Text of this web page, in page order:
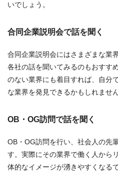
いでしょう。
合同企業説明会で話を聞く
合同企業説明会にはさまざまな業
各社の話を聞いてみるのもおすす
のない業界にも着目すれば、自分
な業界を発見できるかもしれません
OB・OG訪問で話を聞く
OB・OG訪問を行い、社会人の先
す。実際にその業界で働く人から
体的なイメージが湧きやすくなる